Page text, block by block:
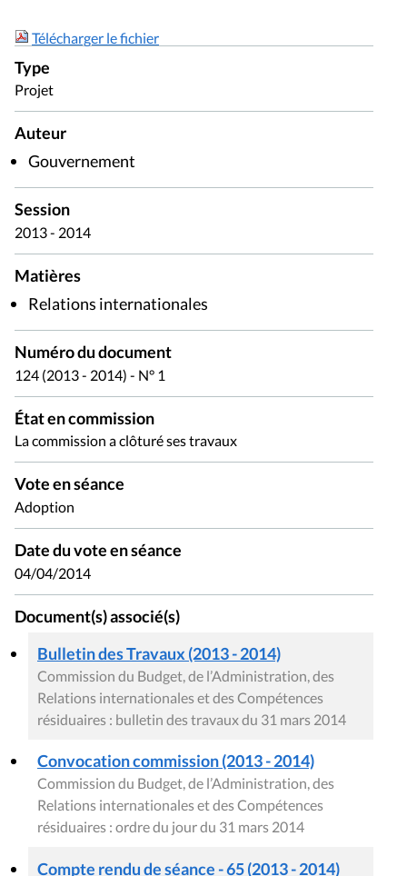
Télécharger le fichier
Type
Projet
Auteur
Gouvernement
Session
2013 - 2014
Matières
Relations internationales
Numéro du document
124 (2013 - 2014) - N° 1
État en commission
La commission a clôturé ses travaux
Vote en séance
Adoption
Date du vote en séance
04/04/2014
Document(s) associé(s)
Bulletin des Travaux (2013 - 2014)
Commission du Budget, de l’Administration, des
Relations internationales et des Compétences
résiduaires : bulletin des travaux du 31 mars 2014
Convocation commission (2013 - 2014)
Commission du Budget, de l’Administration, des
Relations internationales et des Compétences
résiduaires : ordre du jour du 31 mars 2014
Compte rendu de séance - 65 (2013 - 2014)